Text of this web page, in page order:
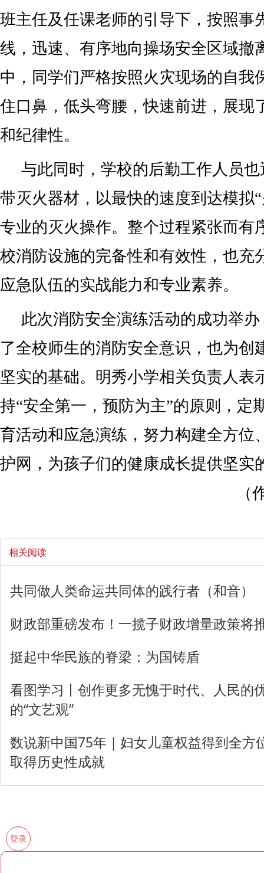
班主任及任课老师的引导下，按照事
线，迅速、有序地向操场安全区域撤
中，同学们严格按照火灾现场的自我
住口鼻，低头弯腰，快速前进，展现
和纪律性。
与此同时，学校的后勤工作人员
带灭火器材，以最快的速度到达模拟
专业的灭火操作。整个过程紧张而有
校消防设施的完备性和有效性，也充
应急队伍的实战能力和专业素养。
此次消防安全演练活动的成功举
了全校师生的消防安全意识，也为创
坚实的基础。明秀小学相关负责人表
持“安全第一，预防为主”的原则，定
育活动和应急演练，努力构建全方位
护网，为孩子们的健康成长提供坚实
（
相关阅读
共同做人类命运共同体的践行者（和音）
财政部重磅发布！一揽子财政增量政策将
挺起中华民族的脊梁：为国铸盾
看图学习丨创作更多无愧于时代、人民的
的“文艺观”
数说新中国75年｜妇女儿童权益得到全方
取得历史性成就
登录